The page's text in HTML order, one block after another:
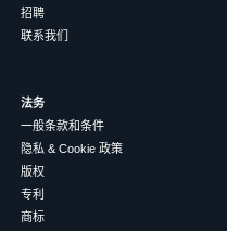
招聘
联系我们
法务
一般条款和条件
隐私 & Cookie 政策
版权
专利
商标